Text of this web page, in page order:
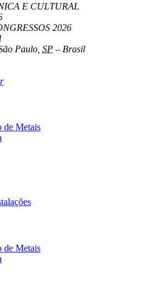
E CULTURAL
2026
Paulo SP – Brasil
de Metais
de Metais